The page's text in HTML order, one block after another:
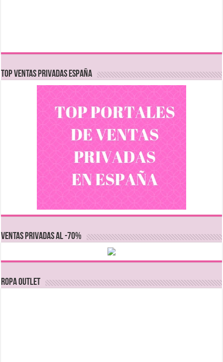
TOP VENTAS PRIVADAS ESPAÑA
VENTAS PRIVADAS AL -70%
Ropa Outlet